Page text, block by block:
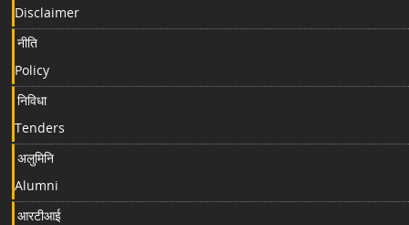
Disclaimer
नीति
Policy
निविधा
Tenders
अलुमिनि
Alumni
आरटीआई